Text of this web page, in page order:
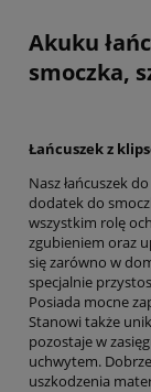
Akuku
smoczka,
Łańcuszek z
Nasz łańcuszek
dodatek do
wszystkim rolę
zgubieniem oraz
się zarówno w
specjalnie
Posiada mocne
Stanowi także
pozostaje w
uchwytem.
uszkodzenia